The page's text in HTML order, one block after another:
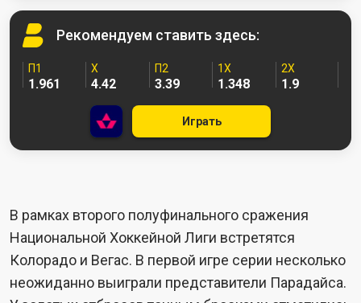
Рекомендуем ставить здесь:
П1
1.961
X
4.42
П2
3.39
1X
1.348
2X
1.9
Играть
В рамках второго полуфинального сражения
Национальной Хоккейной Лиги встретятся
Колорадо и Вегас. В первой игре серии несколько
неожиданно выиграли представители Парадайса.